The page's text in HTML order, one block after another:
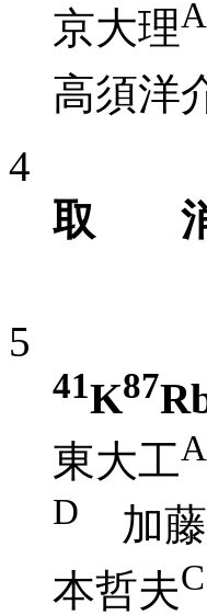
京大理A
高須洋
4
取
5
41K87
東大工A
D 加
本哲夫C